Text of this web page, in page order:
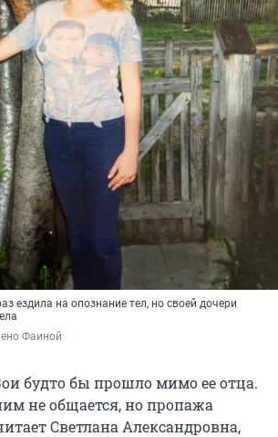
ездила на опознание тел, но своей дочери
Фаиной
будто бы прошло мимо ее отца.
не общается, но пропажа
Светлана Александровна,